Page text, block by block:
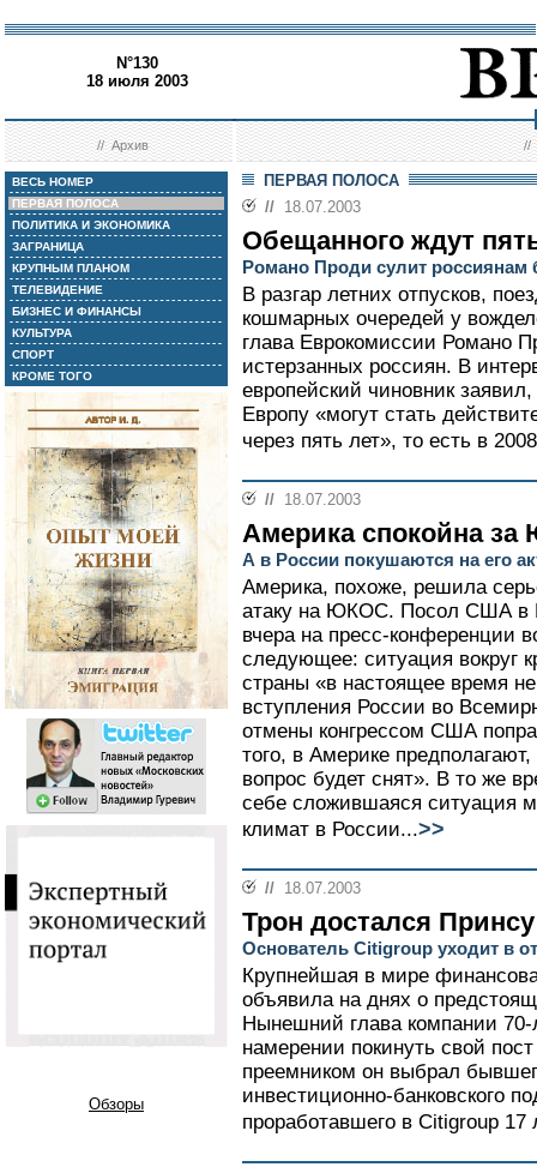
N°130
18 июля 2003
//Архив //
ВЕСЬ НОМЕР
ПЕРВАЯ ПОЛОСА
ПОЛИТИКА И ЭКОНОМИКА
ЗАГРАНИЦА
КРУПНЫМ ПЛАНОМ
ТЕЛЕВИДЕНИЕ
БИЗНЕС И ФИНАНСЫ
КУЛЬТУРА
СПОРТ
КРОМЕ ТОГО
Обзоры
ПЕРВАЯ ПОЛОСА
// 18.07.2003
Обещанного ждут
Романо Проди сулит россиянам
В разгар летних отпусков,
кошмарных очередей у
глава Еврокомиссии Романо
истерзанных россиян. В
европейский чиновник
Европу «могут стать
через пять лет», то есть в
// 18.07.2003
Америка спокойна
А в России покушаются на его
Америка, похоже, решила
атаку на ЮКОС. Посол США в
вчера на пресс-конференции
следующее: ситуация вокруг
страны «в настоящее время
вступления России во
отмены конгрессом США
того, в Америке
вопрос будет снят». В то же
себе сложившаяся ситуация
климат в России...>>
// 18.07.2003
Трон достался Принсу
Основатель Citigroup уходит в
Крупнейшая в мире
объявила на днях о
Нынешний глава компании
намерении покинуть свой
преемником он выбрал
инвестиционно-банковского
проработавшего в Citigroup 17